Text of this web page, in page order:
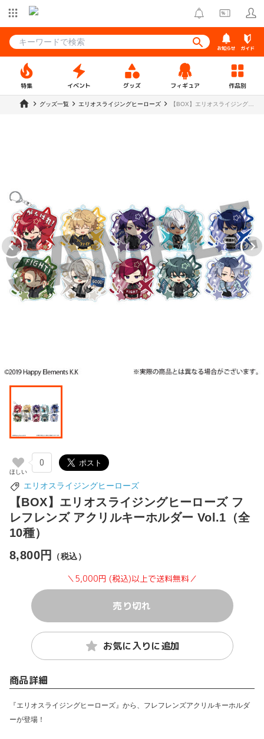
お知らせ ガイド
特集 イベント グッズ フィギュア 作品別
グッズ一覧 エリオスライジングヒーローズ
【BOX】エリオスライジングヒ
0
エリオスライジングヒーローズ
【BOX】エリオスライジングヒーローズ フ
レフレンズ アクリルキーホルダー Vol.1（全
10種）
8,800円
（税込）
＼5,000円 (税込)以上で送料無料／
売り切れ
お気に入りに追加
商品詳細
『エリオスライジングヒーローズ』から、フレフレンズアクリルキーホルダ
ーが登場！